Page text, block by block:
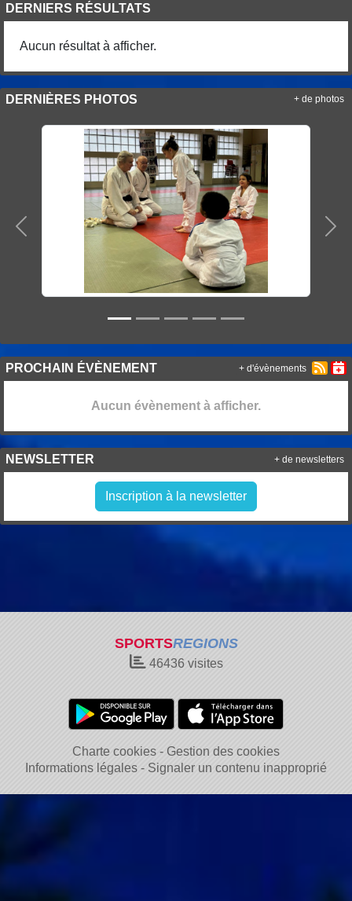
DERNIERS RÉSULTATS
Aucun résultat à afficher.
DERNIÈRES PHOTOS
Précedent
+ de photos
PROCHAIN ÉVÈNEMENT
Aucun évènement à afficher.
+ d'évènements
NEWSLETTER
Inscription à la newsletter
+ de newsletters
SPORTSREGIONS
46436visites
Charte cookies
Gestion des cookies
Informations légales
Signaler un contenu inapproprié